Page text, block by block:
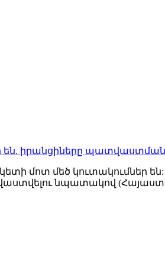
են. իրանցիները
մոտ մեծ կուտակումներ են:
նպատակով